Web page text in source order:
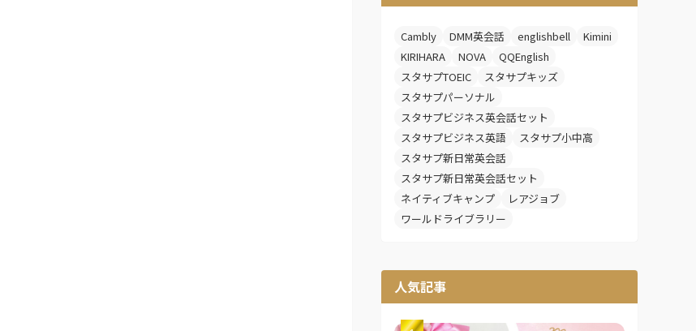
Cambly DMM英会話 englishbell
Kimini
KIRIHARA
NOVA
QQEnglish
スタサプTOEIC
スタサプキッズ
スタサプパーソナル
スタサプビジネス英会話セット
スタサプビジネス英語
スタサプ小中高
スタサプ新日常英会話
スタサプ新日常英会話セット
ネイティブキャンプ
レアジョブ
ワールドライブラリー
人気記事